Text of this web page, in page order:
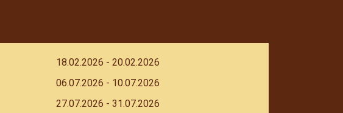
18.02.2026 - 20.02.2026
06.07.2026 - 10.07.2026
27.07.2026 - 31.07.2026